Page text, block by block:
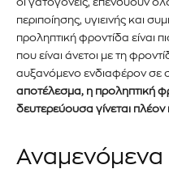
Για να εγγραφείτε, απλώς
στον ιστότοπό μας ή κάντε
παρακάτω. Μην ανησυχείτε,
και δεν θα σας στείλουμε
πληροφορίες σας είναι
περιποίησης, υγιεινής και
προληπτική φροντίδα είναι
που είναι άνετοι με τη
αυξανόμενο ενδιαφέρον σε
αποτέλεσμα, η προληπτική
δευτερεύουσα γίνεται πλέον
Αναμενόμενα